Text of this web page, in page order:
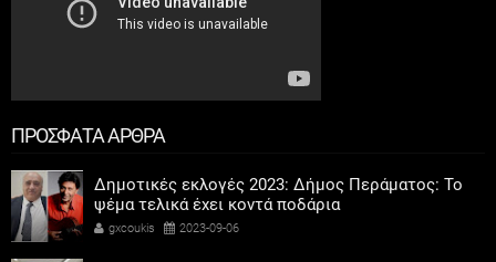
ΠΡΟΣΦΑΤΑ ΑΡΘΡΑ
Δημοτικές εκλογές 2023: Δήμος Περάματος: Το
ψέμα τελικά έχει κοντά ποδάρια
gxcoukis 2023-09-06